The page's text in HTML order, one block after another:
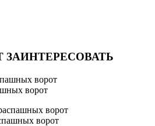
ЗАИНТЕРЕСОВАТЬ
ворот
ворот